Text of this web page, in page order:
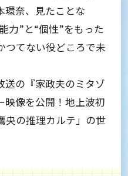
環奈、見たことな
力”と“個性”をもった
つてない役どころで未
の『家政夫のミタゾ
映像を公開！地上波初
央の推理カルテ」の世